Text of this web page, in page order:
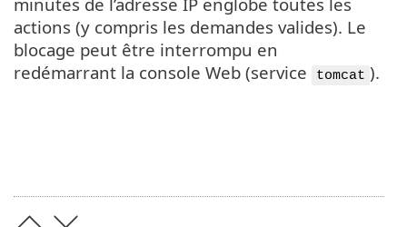
actions (y compris les demandes valides). Le
blocage peut être interrompu en
redémarrant la console Web (service
tomcat ).